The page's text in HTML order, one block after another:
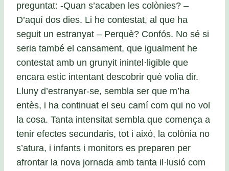
preguntat: -Quan s’acaben les colònies? –
D’aquí dos dies. Li he contestat, al que ha
seguit un estranyat – Perquè? Confós. No sé si
seria també el cansament, que igualment he
contestat amb un grunyit inintel·ligible que
encara estic intentant descobrir què volia dir.
Lluny d’estranyar-se, sembla ser que m’ha
entès, i ha continuat el seu camí com qui no vol
la cosa. Tanta intensitat sembla que comença a
tenir efectes secundaris, tot i això, la colònia no
s’atura, i infants i monitors es preparen per
afrontar la nova jornada amb tanta il·lusió com